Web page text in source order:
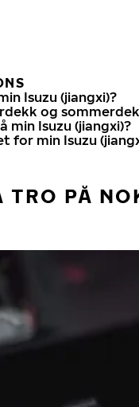
Isuzu (jiangxi)?
og
Isuzu (jiangxi)?
for min Isuzu
TRO PÅ